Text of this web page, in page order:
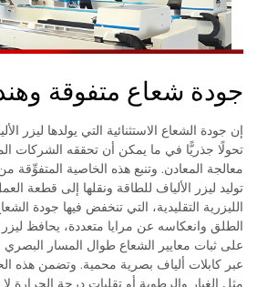
جودة شعاع متفوقة
إن جودة الشعاع الاستثنائية التي يولدها ليزر
تحولًا جذريًّا في ما يمكن أن تحققه الشركات
معالجة المعادن. وتنبع هذه الخاصية المتفوِّقة
توليد ليزر الألياف للطاقة ونقلها إلى قطعة
الليزرية التقليدية، التي تنخفض فيها جودة
الطلق وانعكاسه عن مرايا متعددة، يحافظ
على ثبات معايير الشعاع طوال المسار البصري
عبر كابلات ألياف بصرية محمية. وتضمن هذه
مثل الغبار والرطوبة أو تقلبات درجة الحرارة